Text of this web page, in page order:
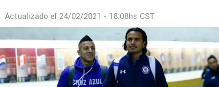
Actualizado el 24/02/2021 - 18:08hs CST